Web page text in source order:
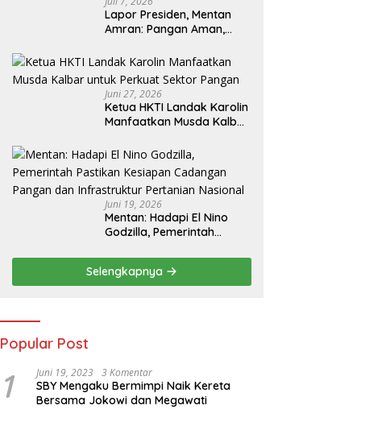
Lapor Presiden, Mentan
Amran: Pangan Aman,
Kesejahteraan Petani
Juni 27, 2026
Ketua HKTI Landak Karolin
Manfaatkan Musda Kalbar
Pangan
Juni 19, 2026
Mentan: Hadapi El Nino
Godzilla, Pemerintah
Cadangan Pangan dan
Infrastruktur Pertanian
Nasional
Selengkapnya
Popular Post
1 Juni 19, 2023 3 Komentar
SBY Mengaku Bermimpi Naik Kereta
Bersama Jokowi dan Megawati